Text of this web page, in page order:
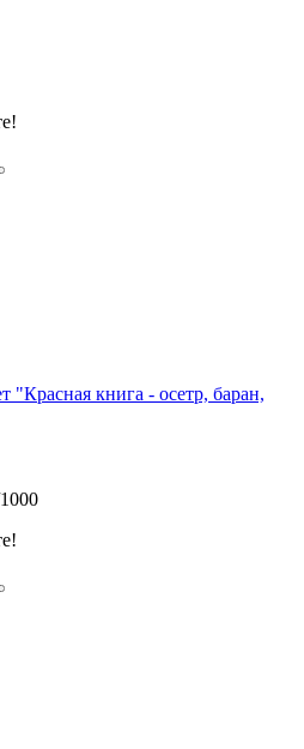
"Красная книга - осетр, баран,